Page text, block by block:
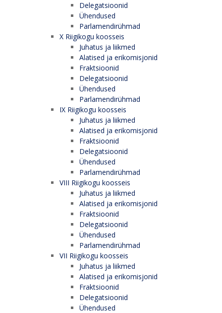
Delegatsioonid
Ühendused
Parlamendirühmad
X Riigikogu koosseis
Juhatus ja liikmed
Alatised ja erikomisjonid
Fraktsioonid
Delegatsioonid
Ühendused
Parlamendirühmad
IX Riigikogu koosseis
Juhatus ja liikmed
Alatised ja erikomisjonid
Fraktsioonid
Delegatsioonid
Ühendused
Parlamendirühmad
VIII Riigikogu koosseis
Juhatus ja liikmed
Alatised ja erikomisjonid
Fraktsioonid
Delegatsioonid
Ühendused
Parlamendirühmad
VII Riigikogu koosseis
Juhatus ja liikmed
Alatised ja erikomisjonid
Fraktsioonid
Delegatsioonid
Ühendused